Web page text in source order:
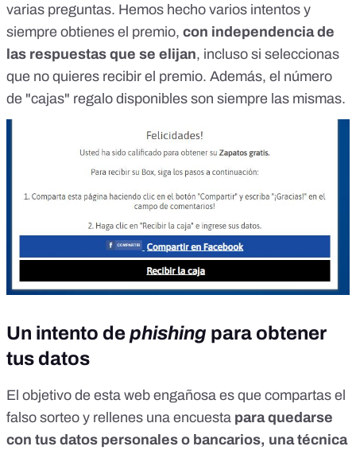
varias preguntas. Hemos hecho varios intentos y
siempre obtienes el premio, con independencia de
las respuestas que se elijan, incluso si seleccionas
que no quieres recibir el premio. Además, el número
de "cajas" regalo disponibles son siempre las mismas.
Un intento de phishing para obtener
tus datos
El objetivo de esta web engañosa es que compartas el
falso sorteo y rellenes una encuesta para quedarse
con tus datos personales o bancarios, una técnica